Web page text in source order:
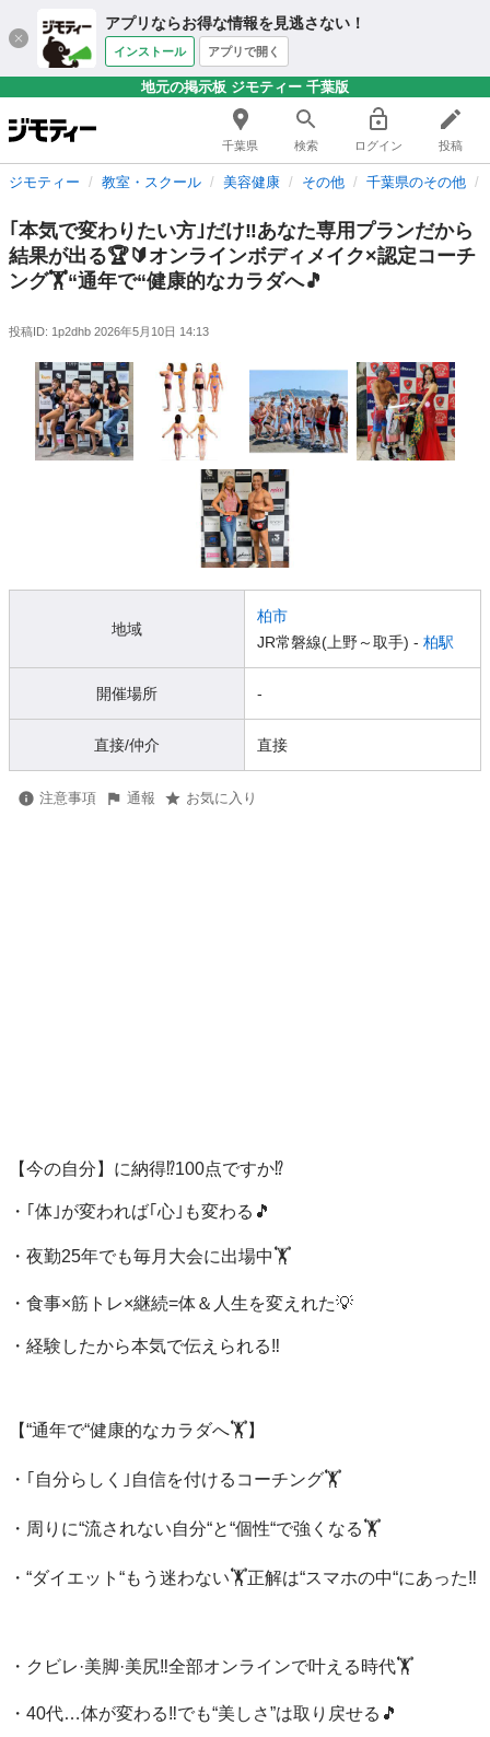
アプリならお得な情報を見逃さない！
インストール アプリで開く
地元の掲示板 ジモティー 千葉版
千葉県 検索 ログイン 投稿
ジモティー 教室・スクール 美容健康 その他 千葉県のその他
｢本気で変わりたい方｣だけ‼️あなた専用プランだから
結果が出る🏆🔰オンラインボディメイク×認定コーチ
ング🏋️“通年で“健康的なカラダへ🎵
投稿ID: 1p2dhb 2026年5月10日 14:13
地域
柏市
JR常磐線(上野～取手) - 柏駅
開催場所 -
直接/仲介 直接
注意事項 通報 お気に入り
【今の自分】に納得⁉️100点ですか⁉️
・｢体｣が変われば｢心｣も変わる🎵
・夜勤25年でも毎月大会に出場中🏋️
・食事×筋トレ×継続=体＆人生を変えれた💡
・経験したから本気で伝えられる‼️
【“通年で“健康的なカラダへ🏋️】
・｢自分らしく｣自信を付けるコーチング🏋️
・周りに“流されない自分“と“個性“で強くなる🏋️
・“ダイエット“もう迷わない🏋️正解は“スマホの中“にあった‼️
・クビレ·美脚·美尻‼️全部オンラインで叶える時代🏋️
・40代…体が変わる‼️でも“美しさ”は取り戻せる🎵